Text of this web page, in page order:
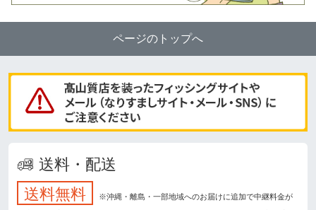
ページのトップへ
送料・配送
送料無料
※沖縄・離島・一部地域へのお届けに追加で中継料金が